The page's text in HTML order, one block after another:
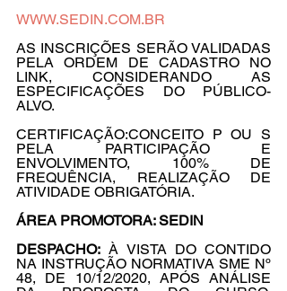
WWW.SEDIN.COM.BR
AS INSCRIÇÕES SERÃO VALIDADAS
PELA ORDEM DE CADASTRO NO
LINK, CONSIDERANDO AS
ESPECIFICAÇÕES DO PÚBLICO-
ALVO.
CERTIFICAÇÃO:CONCEITO P OU S
PELA PARTICIPAÇÃO E
ENVOLVIMENTO, 100% DE
FREQUÊNCIA, REALIZAÇÃO DE
ATIVIDADE OBRIGATÓRIA.
ÁREA PROMOTORA: SEDIN
DESPACHO: À VISTA DO CONTIDO
NA INSTRUÇÃO NORMATIVA SME Nº
48, DE 10/12/2020, APÓS ANÁLISE